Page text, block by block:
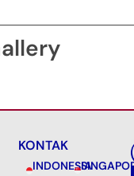
KONTAK
INDONESIA